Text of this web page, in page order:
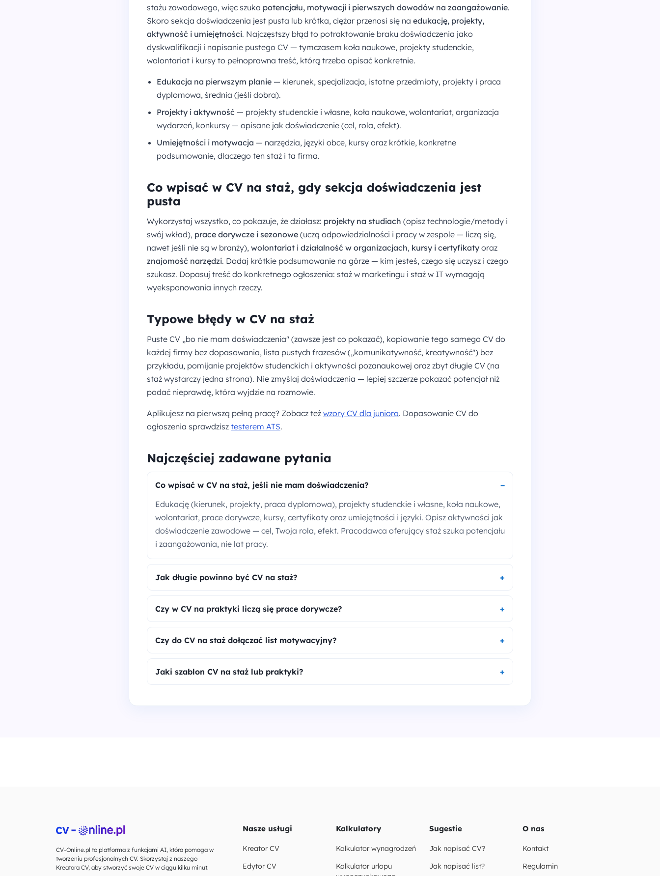
stażu zawodowego, więc szuka potencjału, motywacji i pierwszych dowodów na zaangażowanie.
Skoro sekcja doświadczenia jest pusta lub krótka, ciężar przenosi się na edukację, projekty,
aktywność i umiejętności. Najczęstszy błąd to potraktowanie braku doświadczenia jako
dyskwalifikacji i napisanie pustego CV — tymczasem koła naukowe, projekty studenckie,
wolontariat i kursy to pełnoprawna treść, którą trzeba opisać konkretnie.
Edukacja na pierwszym planie — kierunek, specjalizacja, istotne przedmioty, projekty i praca
dyplomowa, średnia (jeśli dobra).
Projekty i aktywność — projekty studenckie i własne, koła naukowe, wolontariat, organizacja
wydarzeń, konkursy — opisane jak doświadczenie (cel, rola, efekt).
Umiejętności i motywacja — narzędzia, języki obce, kursy oraz krótkie, konkretne
podsumowanie, dlaczego ten staż i ta firma.
Co wpisać w CV na staż, gdy sekcja doświadczenia jest
pusta
Wykorzystaj wszystko, co pokazuje, że działasz: projekty na studiach (opisz technologie/metody i
swój wkład), prace dorywcze i sezonowe (uczą odpowiedzialności i pracy w zespole — liczą się,
nawet jeśli nie są w branży), wolontariat i działalność w organizacjach, kursy i certyfikaty oraz
znajomość narzędzi. Dodaj krótkie podsumowanie na górze — kim jesteś, czego się uczysz i czego
szukasz. Dopasuj treść do konkretnego ogłoszenia: staż w marketingu i staż w IT wymagają
wyeksponowania innych rzeczy.
Typowe błędy w CV na staż
Puste CV „bo nie mam doświadczenia" (zawsze jest co pokazać), kopiowanie tego samego CV do
każdej firmy bez dopasowania, lista pustych frazesów („komunikatywność, kreatywność") bez
przykładu, pomijanie projektów studenckich i aktywności pozanaukowej oraz zbyt długie CV (na
staż wystarczy jedna strona). Nie zmyślaj doświadczenia — lepiej szczerze pokazać potencjał niż
podać nieprawdę, która wyjdzie na rozmowie.
Aplikujesz na pierwszą pełną pracę? Zobacz też wzory CV dla juniora. Dopasowanie CV do
ogłoszenia sprawdzisz testerem ATS.
Najczęściej zadawane pytania
Co wpisać w CV na staż, jeśli nie mam doświadczenia?
Edukację (kierunek, projekty, praca dyplomowa), projekty studenckie i własne, koła naukowe,
wolontariat, prace dorywcze, kursy, certyfikaty oraz umiejętności i języki. Opisz aktywności jak
doświadczenie zawodowe — cel, Twoja rola, efekt. Pracodawca oferujący staż szuka potencjału
i zaangażowania, nie lat pracy.
Jak długie powinno być CV na staż?
Czy w CV na praktyki liczą się prace dorywcze?
Czy do CV na staż dołączać list motywacyjny?
Jaki szablon CV na staż lub praktyki?
CV-Online.pl to platforma z funkcjami AI, która pomaga w
tworzeniu profesjonalnych CV. Skorzystaj z naszego
Kreatora CV, aby stworzyć swoje CV w ciągu kilku minut.
Nasze usługi
Kreator CV
Edytor CV
Kalkulatory
Kalkulator wynagrodzeń
Kalkulator urlopu
Sugestie
Jak napisać CV?
Jak napisać list?
O nas
Kontakt
Regulamin